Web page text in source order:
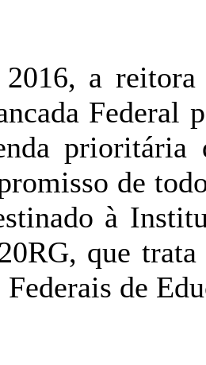
a
Federal
prioritária
de
à
que trata
de